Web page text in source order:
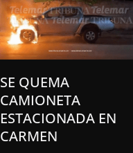
SE QUEMA
CAMIONETA
ESTACIONADA EN
CARMEN